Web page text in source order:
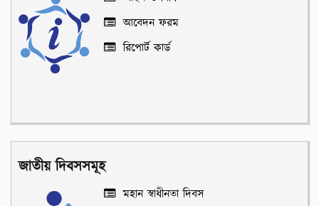
আবেদন ফরম
রিপোর্ট কার্ড
জাতীয় দিবসসমূহ
মহান স্বাধীনতা দিবস